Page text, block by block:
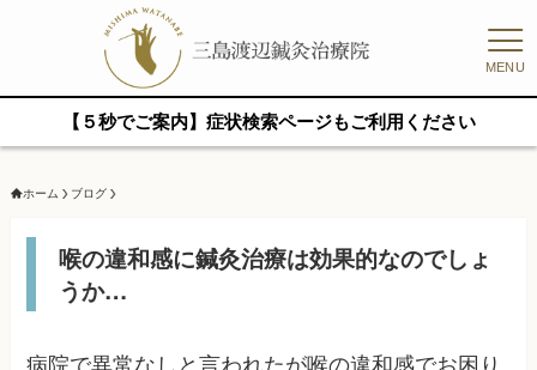
MENU
【５秒でご案内】症状検索ページもご利用ください
ホーム ブログ
喉の違和感に鍼灸治療は効果的なのでしょ
うか…
病院で異常なしと言われたが喉の違和感でお困り